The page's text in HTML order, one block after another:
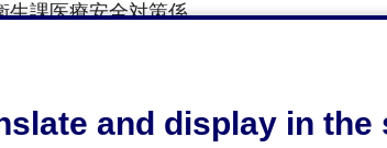
and display in the
生課医療安全対策係
8号（静岡市役所清水庁舎2階）